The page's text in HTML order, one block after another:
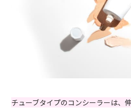
チューブタイプのコンシーラーは、